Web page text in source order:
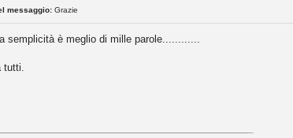
messaggio: Grazie
semplicità è meglio di mille parole............
tutti.